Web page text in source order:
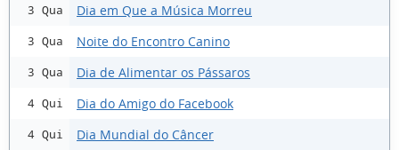
3 Qua Dia em Que a Música Morreu
3 Qua Noite do Encontro Canino
3 Qua Dia de Alimentar os Pássaros
4 Qui Dia do Amigo do Facebook
4 Qui Dia Mundial do Câncer